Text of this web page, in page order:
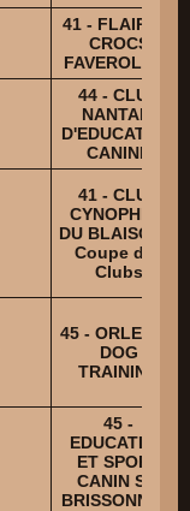
41 - FLAIR ET
CROCS
FAVEROLLES
44 - CLUB
NANTAIS
D'EDUCATION
CANINE
41 - CLUB
CYNOPHILE
DU BLAISOIS -
Coupe des
Clubs
45 - ORLEANS
DOG
TRAINING
45 -
EDUCATION
ET SPORT
CANIN ST-
BRISSONNAIS